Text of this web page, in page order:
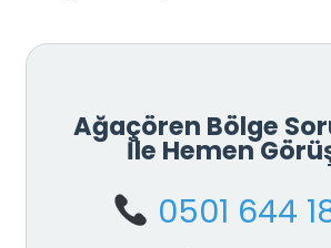
Ağaçören Bölge
İle Hemen
0501 644